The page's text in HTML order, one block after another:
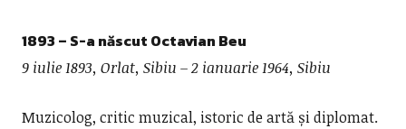
1893 – S-a născut Octavian Beu
9 iulie 1893, Orlat, Sibiu – 2 ianuarie 1964, Sibiu
Muzicolog, critic muzical, istoric de artă și diplomat.